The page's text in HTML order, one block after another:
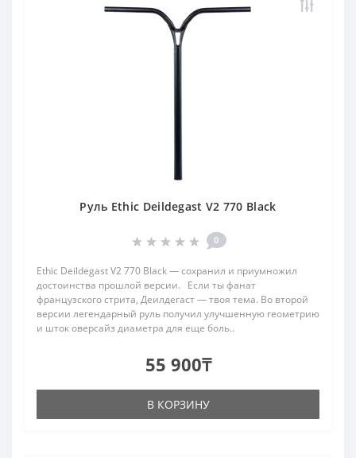
Руль Ethic Deildegast V2 770 Black
0
Ethic Deildegast V2 770 Black — сохранил и приумножил
достоинства прошлой версии. Если ты фанат
французского стрита, Деилдегаст — твоя тема. Во второй
версии легендарный руль получил улучшенную геометрию
и шток оверсайз диаметра для еще боль..
55 900₸
В КОРЗИНУ